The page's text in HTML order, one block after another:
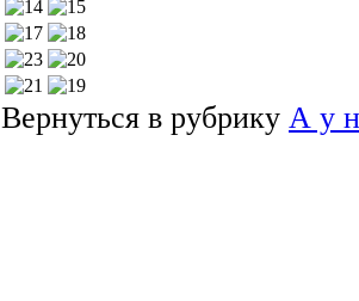
Вернуться в рубрику А у